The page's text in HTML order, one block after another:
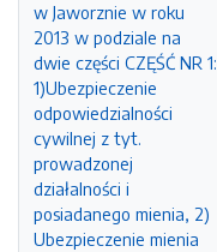
w Jaworznie w roku
2013 w podziale na
dwie części CZĘŚĆ NR 1:
1)Ubezpieczenie
odpowiedzialności
cywilnej z tyt.
prowadzonej
działalności i
posiadanego mienia, 2)
Ubezpieczenie mienia